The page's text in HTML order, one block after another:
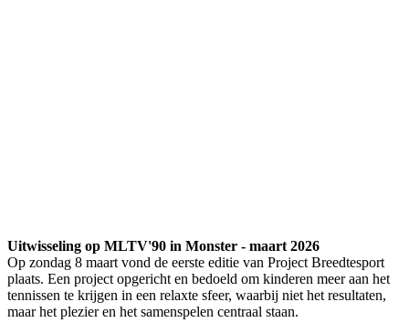
Uitwisseling op MLTV'90 in Monster - maart 2026
Op zondag 8 maart vond de eerste editie van Project Breedtesport
plaats. Een project opgericht en bedoeld om kinderen meer aan het
tennissen te krijgen in een relaxte sfeer, waarbij niet het resultaten,
maar het plezier en het samenspelen centraal staan.